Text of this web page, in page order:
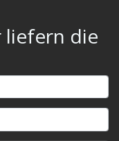
liefern die